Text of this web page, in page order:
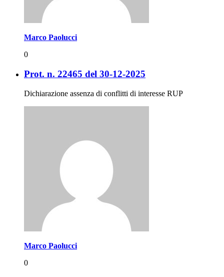
Marco Paolucci
0
Prot. n. 22465 del 30-12-2025
Dichiarazione assenza di conflitti di interesse RUP
Marco Paolucci
0